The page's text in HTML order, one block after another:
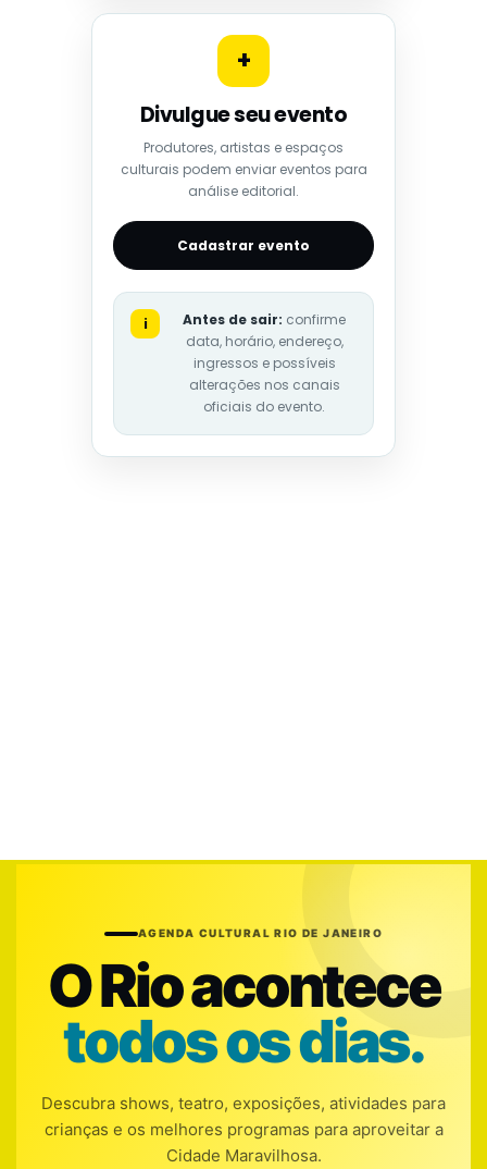
+
Divulgue seu evento
Produtores, artistas e espaços
culturais podem enviar eventos para
análise editorial.
Cadastrar evento
i Antes de sair: confirme
data, horário, endereço,
ingressos e possíveis
alterações nos canais
oficiais do evento.
AGENDA CULTURAL RIO DE JANEIRO
O Rio acontece
todos os dias.
Descubra shows, teatro, exposições, atividades para
crianças e os melhores programas para aproveitar a
Cidade Maravilhosa.